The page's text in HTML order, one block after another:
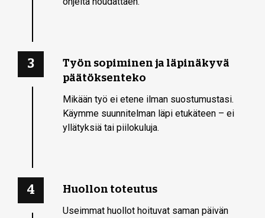
3
Työn sopiminen ja läpinäkyvä
päätöksenteko
Mikään työ ei etene ilman suostumustasi.
Käymme suunnitelman läpi etukäteen – ei
yllätyksiä tai piilokuluja.
4 Huollon toteutus
Useimmat huollot hoituvat saman päivän